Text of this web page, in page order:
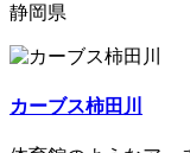
静岡県
カーブス柿田川